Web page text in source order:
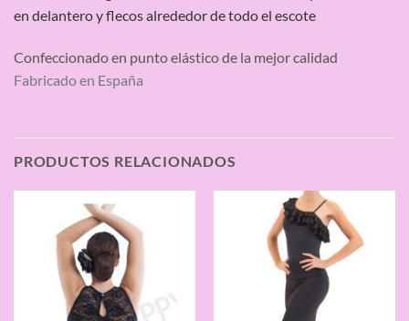
en delantero y flecos alrededor de todo el escote
Confeccionado en punto elástico de la mejor calidad
Fabricado en España
PRODUCTOS RELACIONADOS